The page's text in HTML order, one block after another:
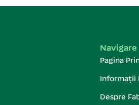
Navigare
Pagina
Informații
Despre